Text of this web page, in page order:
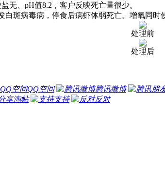
、pH值8.2，客户反映死亡量很少。
斑病毒病，停食后病虾体弱死亡。增氧同时
处理前
处理后
QQ空间 腾讯微博
淘帖 支持
反对